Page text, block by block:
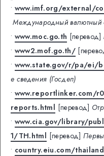
• www.imf.org/external/
Международный валютный
• www.moc.go.th [перевод]
• www2.mof.go.th/
• www.state.gov/r/pa/ei/
е сведения (Госдеп)
• www.reportlinker.com/
reports.html [перевод]
• www.cia.gov/library/
1/TH.html [перевод]
• country.eiu.com/thailand